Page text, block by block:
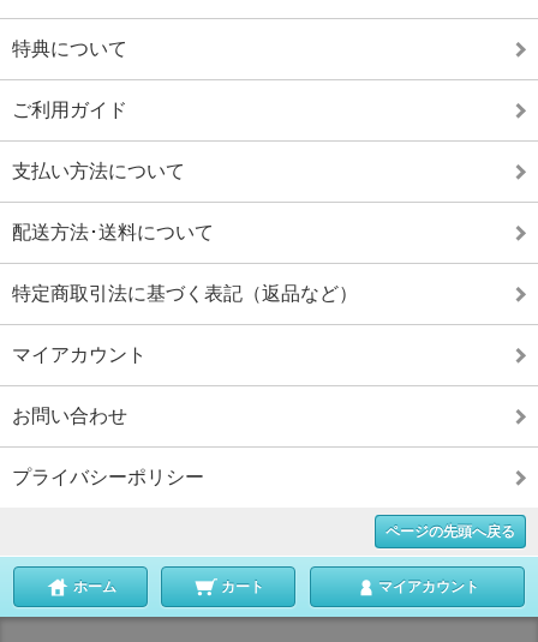
特典について
ご利用ガイド
支払い方法について
配送方法･送料について
特定商取引法に基づく表記（返品など）
マイアカウント
お問い合わせ
プライバシーポリシー
ページの先頭へ戻る
ホーム カート マイアカウント